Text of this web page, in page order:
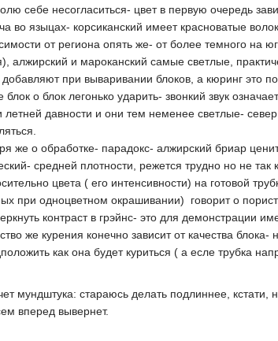
себе несогласиться- цвет в первую очередь
во языцах- корсиканский имеет красноватые
от региона опять же- от более темного на
алжирский и мароканский самые светлые,
добавляют при вываривании блоков, а кюринг это
блок о блок легонько ударить- звонкий звук
летней давности и они тем неменее светлые-
же о обработке- парадокс- алжирский бриар
средней плотности, режется трудно но не
цвета ( его интенсивности) на готовой
при одноцветном окрашивании) говорит о
контраст в грэйнс- это для демонстрации
же курения конечно зависит от качества
как она будет куриться ( а есле трубка
мундштука: стараюсь делать подлиннее, кстати,
вперед вывернет.